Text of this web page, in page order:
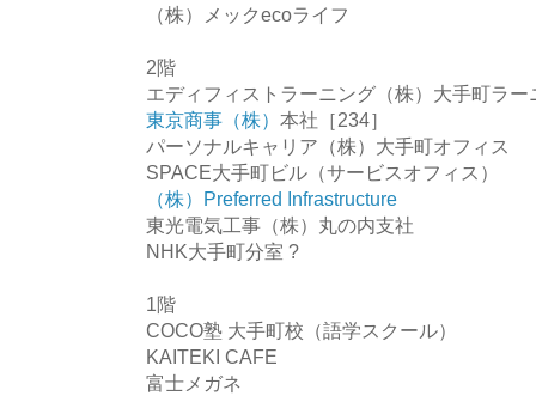
（株）メックecoライフ
2階
エディフィストラーニング（株）大手町ラ
東京商事（株） 本社［234］
パーソナルキャリア（株）大手町オフィス
SPACE大手町ビル（サービスオフィス）
（株）Preferred Infrastructure
東光電気工事（株）丸の内支社
NHK大手町分室 ?
1階
COCO塾 大手町校（語学スクール）
KAITEKI CAFE
富士メガネ